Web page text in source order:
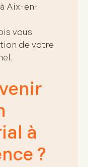
à Aix-en-
vous
de votre
à
?